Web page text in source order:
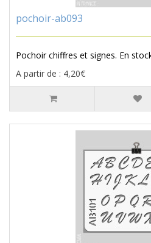
pochoir-ab093
Pochoir chiffres et signes. En
A partir de : 4,20€